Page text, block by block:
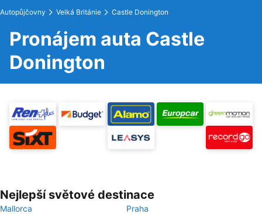
Autopůjčovny Velká Británie Castle Donington
Pronájem auta Castle
Donington
Nejlepší světové destinace
Mallorca
Praha